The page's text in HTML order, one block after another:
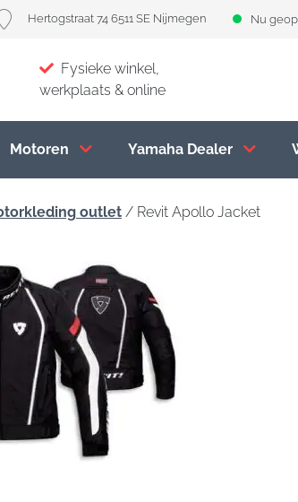
Hertogstraat 74 6511 SE Nijmegen Nu
Fysieke winkel,
werkplaats & online
Motoren Yamaha Dealer
outlet/ Revit Apollo Jacket